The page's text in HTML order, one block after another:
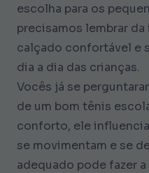
escolha para os
precisamos lembrar
calçado confortável e
dia a dia das crianças.
Vocês já se
de um bom tênis
conforto, ele
se movimentam e se
adequado pode fazer